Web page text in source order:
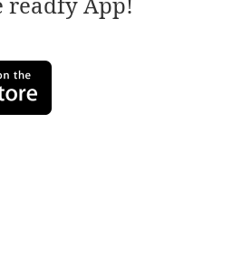
readfy App!